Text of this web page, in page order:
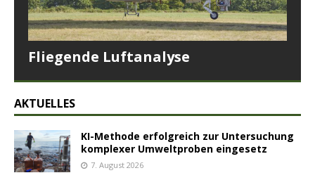
Fliegende Luftanalyse
AKTUELLES
KI-Methode erfolgreich zur Untersuchung
komplexer Umweltproben eingesetz
7. August 2026